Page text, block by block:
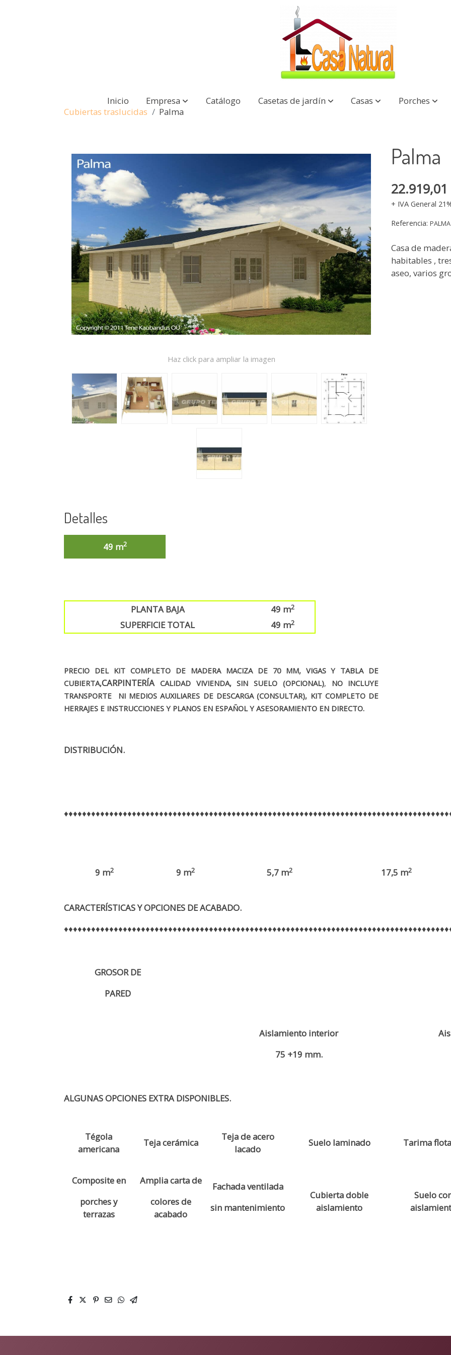
Inicio Empresa Catálogo Casetas de jardín Casas Porches
Cubiertas traslucidas
Palma
Haz click para ampliar la imagen
Detalles
49 m2
PLANTA BAJA 49 m2
SUPERFICIE TOTAL 49 m2
PRECIO DEL KIT COMPLETO DE MADERA MACIZA DE 70 MM, VIGAS Y TABLA DE
CUBIERTA,CARPINTERÍA CALIDAD VIVIENDA, SIN SUELO (OPCIONAL), NO INCLUYE
TRANSPORTE NI MEDIOS AUXILIARES DE DESCARGA (CONSULTAR), KIT COMPLETO DE
HERRAJES E INSTRUCCIONES Y PLANOS EN ESPAÑOL Y ASESORAMIENTO EN DIRECTO.
DISTRIBUCIÓN.
9 m2 9 m2 5,7 m2 17,5 m2
CARACTERÍSTICAS Y OPCIONES DE ACABADO.
GROSOR DE
PARED
Aislamiento interior
75 +19 mm.
ALGUNAS OPCIONES EXTRA DISPONIBLES.
Tégola
americana
Teja cerámica
Teja de acero
lacado
Suelo laminado Tarima
Composite en
porches y
terrazas
Amplia carta de
colores de
acabado
Fachada ventilada
sin mantenimiento
Cubierta doble
aislamiento
Suelo
Palma
+ IVA General
Referencia:
Casa de
habitables ,
aseo, varios